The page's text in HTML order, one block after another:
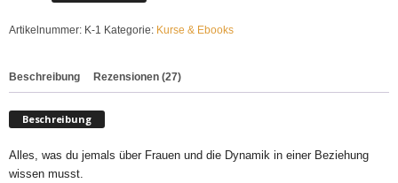
Die
Artikelnummer: K-1 Kategorie: Kurse & Ebooks
Beschreibung Rezensionen (27)
Beschreibung
Alles, was du jemals über Frauen und die Dynamik in einer Beziehung
wissen musst.